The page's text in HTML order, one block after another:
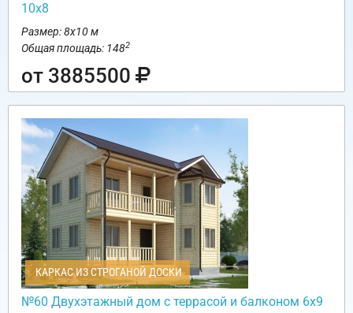
10х8
Размер: 8х10 м
Общая площадь: 1482
от 3885500
КАРКАС ИЗ СТРОГАНОЙ ДОСКИ
№60 Двухэтажный дом с террасой и балконом 6х9